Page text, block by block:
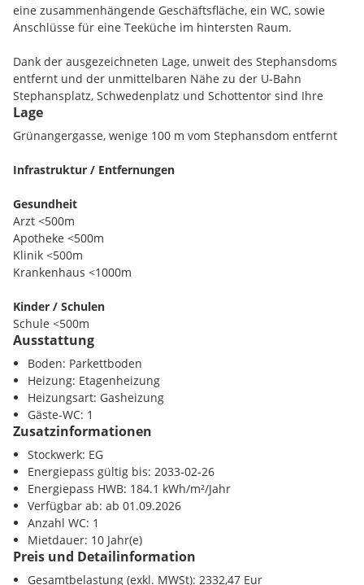
eine zusammenhängende Geschäftsfläche, ein WC, sowie
Anschlüsse für eine Teeküche im hintersten Raum.
Dank der ausgezeichneten Lage, unweit des Stephansdoms
entfernt und der unmittelbaren Nähe zu der U-Bahn
Stephansplatz, Schwedenplatz und Schottentor sind Ihre
Kunden ideal an das Verkehrsnetz angebunden.
Besichtigungen müssen koordiniert werden da bis Ende
August noch vermietet ist.
Die Wohnung liegt in der Grünangergasse, 1010 Wien, im
Herzen der Wiener Innenstadt. Sowohl der Stephansplatz mit
den U-Bahn Linien U1 und U3 sowie der Schwedenplatz mit
den U-Bahn Linien U1,U3 und U4 sind in unter 5 Minuten
liegen mit der Rotenturmstraße, dem Hohen Markt sowie der
Kärntner Straße und dem Graben in unmittelbarer
Umgebung.
Öffentliche Anbindung:
Buslinie: 1A, 2A, 3A
Straßenbahnlinie: 2
U-Bahn: U1 und U3 "Stephansplatz"
Nebenkosten:
3 Bruttomonatsmiete Kaution
3 Bruttomonatsmieten Provision
Vergebührung
Lage
Grünangergasse, wenige 100 m vom Stephansdom entfernt
Infrastruktur / Entfernungen
Gesundheit
Arzt <500m
Apotheke <500m
Klinik <500m
Krankenhaus <1000m
Kinder / Schulen
Schule <500m
Kindergarten <1000m
Universität <500m
Höhere Schule <500m
Nahversorgung
Supermarkt <500m
Einkaufszentrum <1000m
Verkehr
U-Bahn <500m
Bahnhof <500m
Autobahnanschluss <3500m
Sonstige
Ausstattung
Boden: Parkettboden
Heizung: Etagenheizung
Heizungsart: Gasheizung
Gäste-WC: 1
Zusatzinformationen
Stockwerk: EG
Energiepass gültig bis: 2033-02-26
Energiepass HWB: 184.1 kWh/m²/Jahr
Verfügbar ab: ab 01.09.2026
Anzahl WC: 1
Mietdauer: 10 Jahr(e)
Preis und Detailinformation
Gesamtbelastung (exkl. MWSt): 2332,47 Eur